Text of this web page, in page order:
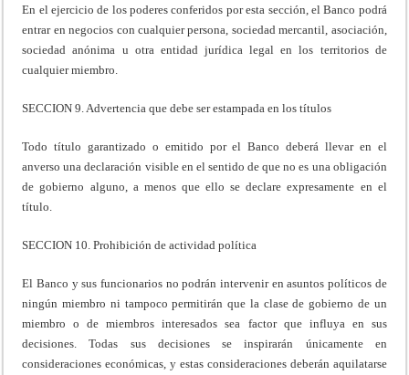
En el ejercicio de los poderes conferidos por esta sección, el Banco podrá
entrar en negocios con cualquier persona, sociedad mercantil, asociación,
sociedad anónima u otra entidad jurídica legal en los territorios de
cualquier miembro.
SECCION 9. Advertencia que debe ser estampada en los títulos
Todo título garantizado o emitido por el Banco deberá llevar en el
anverso una declaración visible en el sentido de que no es una obligación
de gobierno alguno, a menos que ello se declare expresamente en el
título.
SECCION 10. Prohibición de actividad política
El Banco y sus funcionarios no podrán intervenir en asuntos políticos de
ningún miembro ni tampoco permitirán que la clase de gobierno de un
miembro o de miembros interesados sea factor que influya en sus
decisiones. Todas sus decisiones se inspirarán únicamente en
consideraciones económicas, y estas consideraciones deberán aquilatarse